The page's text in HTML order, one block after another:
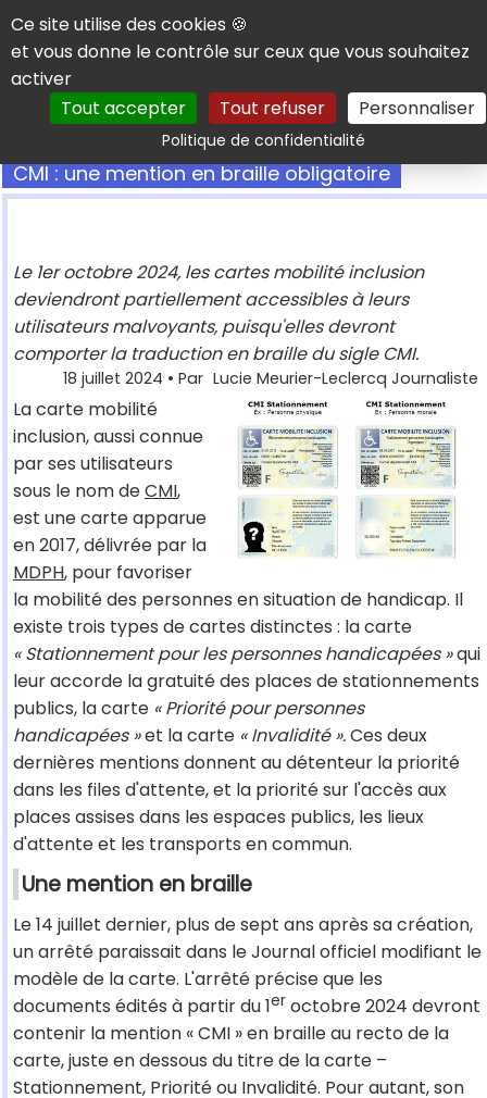
Panneau de gestion des cookies
Ce site utilise des cookies 🍪
et vous donne le contrôle sur ceux que vous souhaitez
activer
Tout accepter
Tout refuser Personnaliser
Politique de confidentialitéRechercher
CMI : une mention en braille obligatoire
Le 1er octobre 2024, les cartes mobilité inclusion
deviendront partiellement accessibles à leurs
utilisateurs malvoyants, puisqu'elles devront
comporter la traduction en braille du sigle CMI.
18 juillet 2024 • Par Lucie Meurier-Leclercq Journaliste
La carte mobilité
inclusion, aussi connue
par ses utilisateurs
sous le nom deCMI,
est une carte apparue
en 2017, délivrée par la
MDPH, pour favoriser
la mobilité des personnes en situation de handicap. Il
existe trois types de cartes distinctes : la carte
« Stationnement pour les personnes handicapées »qui
leur accorde la gratuité des places de stationnements
publics, la carte « Priorité pour personnes
handicapées »et la carte « Invalidité ».Ces deux
dernières mentions donnent au détenteur la priorité
dans les files d'attente, et la priorité sur l'accès aux
places assises dans les espaces publics, les lieux
d'attente et les transports en commun.
Une mention en braille
Le 14 juillet dernier, plus de sept ans après sa création,
un arrêté paraissait dans le Journal officiel modifiant le
modèle de la carte. L'arrêté précise que les
documents édités à partir du 1er octobre 2024 devront
contenir la mention « CMI » en braille au recto de la
carte, juste en dessous du titre de la carte –
Stationnement, Priorité ou Invalidité. Pour autant, son